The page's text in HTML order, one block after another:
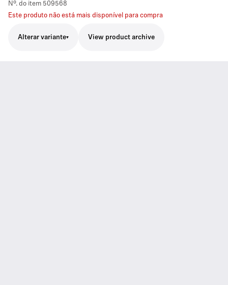
Nº. do item 509568
Este produto não está mais disponível para compra
Alterar variante View product archive